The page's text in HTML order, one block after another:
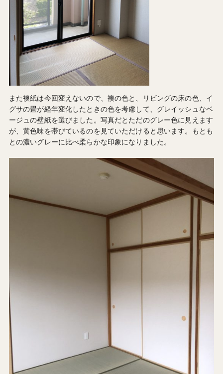
また襖紙は今回変えないので、襖の色と、リビングの床の色、イ
グサの畳が経年変化したときの色を考慮して、グレイッシュなベ
ージュの壁紙を選びました。写真だとただのグレー色に見えます
が、黄色味を帯びているのを見ていただけると思います。もとも
との濃いグレーに比べ柔らかな印象になりました。